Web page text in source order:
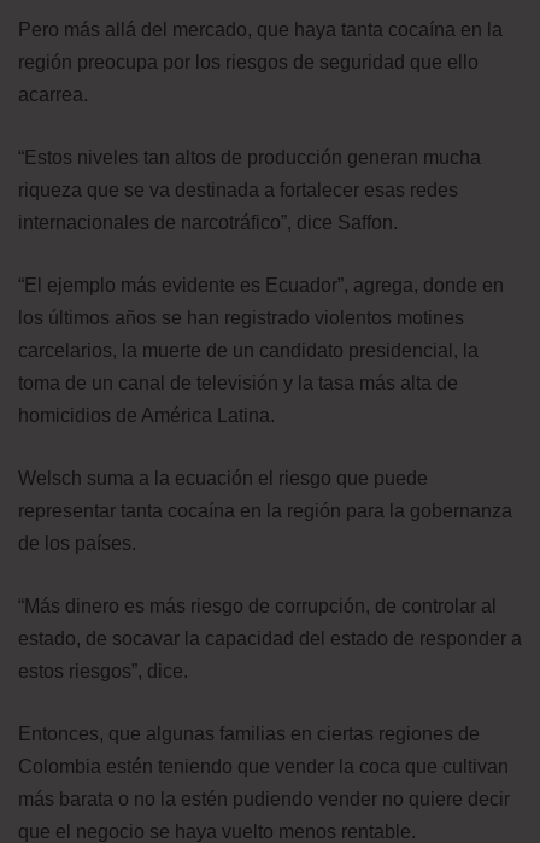
Pero más allá del mercado, que haya tanta cocaína en la
región preocupa por los riesgos de seguridad que ello
acarrea.
“Estos niveles tan altos de producción generan mucha
riqueza que se va destinada a fortalecer esas redes
internacionales de narcotráfico”, dice Saffon.
“El ejemplo más evidente es Ecuador”, agrega, donde en
los últimos años se han registrado violentos motines
carcelarios, la muerte de un candidato presidencial, la
toma de un canal de televisión y la tasa más alta de
homicidios de América Latina.
Welsch suma a la ecuación el riesgo que puede
representar tanta cocaína en la región para la gobernanza
de los países.
“Más dinero es más riesgo de corrupción, de controlar al
estado, de socavar la capacidad del estado de responder a
estos riesgos”, dice.
Entonces, que algunas familias en ciertas regiones de
Colombia estén teniendo que vender la coca que cultivan
más barata o no la estén pudiendo vender no quiere decir
que el negocio se haya vuelto menos rentable.